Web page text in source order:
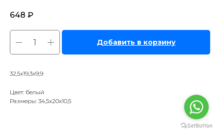
648 ₽
Добавить в корзину
32,5х19,3х9,9
Цвет: белый
Размеры: 34,5х20х10,5